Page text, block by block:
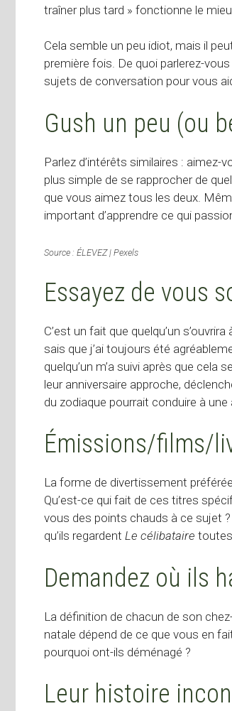
traîner plus tard » fonctionne le
Cela semble un peu idiot, mais il
première fois. De quoi parlerez-
sujets de conversation pour vous
Gush un peu (ou
Parlez d’intérêts similaires : aimez-
plus simple de se rapprocher de
que vous aimez tous les deux.
important d’apprendre ce qui
Source : ÉLEVEZ | Pexels
Essayez de vous
C’est un fait que quelqu’un
sais que j’ai toujours été
quelqu’un m’a suivi après que cela
leur anniversaire approche,
du zodiaque pourrait conduire à
Émissions/films/
La forme de divertissement
Qu’est-ce qui fait de ces titres
vous des points chauds à ce sujet
qu’ils regardent Le célibataire
Demandez où ils
La définition de chacun de son
natale dépend de ce que vous en
pourquoi ont-ils déménagé ?
Leur histoire